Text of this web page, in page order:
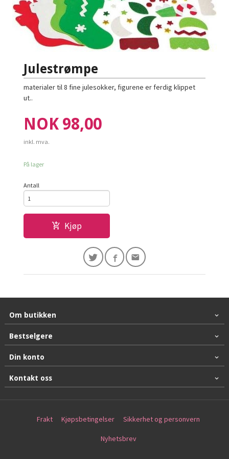
Julestrømpe
materialer til 8 fine julesokker, figurene er ferdig klippet
ut..
Pris
NOK 98,00
inkl. mva.
På lager
Antall
Kjøp
Om butikken
Bestselgere
Din konto
Kontakt oss
Frakt Kjøpsbetingelser Sikkerhet og personvern
Nyhetsbrev